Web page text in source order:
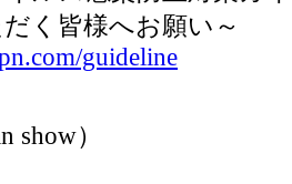
く皆様へお願い～
guideline
show）